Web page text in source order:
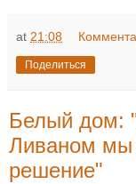
at 21:08
Поделиться
Белый дом:
Ливаном мы
решение"